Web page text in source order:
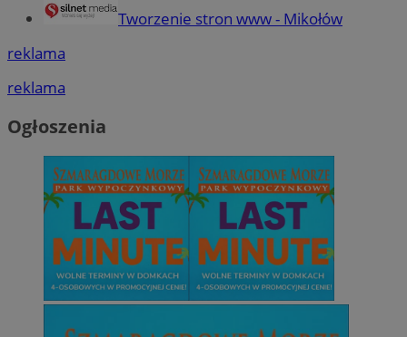
Tworzenie stron www - Mikołów
reklama
reklama
Ogłoszenia